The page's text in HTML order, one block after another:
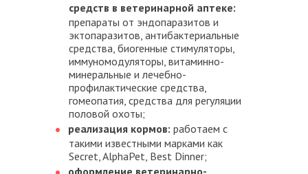
средств в ветеринарной аптеке:
препараты от эндопаразитов и
эктопаразитов, антибактериальные
средства, биогенные стимуляторы,
иммуномодуляторы, витаминно-
минеральные и лечебно-
профилактические средства,
гомеопатия, средства для регуляции
половой охоты;
реализация кормов: работаем с
такими известными марками как
Secret, AlphaPet, Best Dinner;